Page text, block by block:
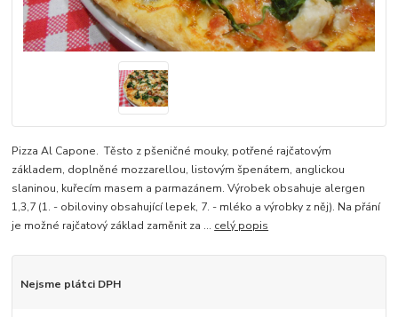
Pizza Al Capone. Těsto z pšeničné mouky, potřené rajčatovým
základem, doplněné mozzarellou, listovým špenátem, anglickou
slaninou, kuřecím masem a parmazánem. Výrobek obsahuje alergen
1,3,7 (1. - obiloviny obsahující lepek, 7. - mléko a výrobky z něj). Na přání
je možné rajčatový základ zaměnit za ... celý popis
Nejsme plátci DPH